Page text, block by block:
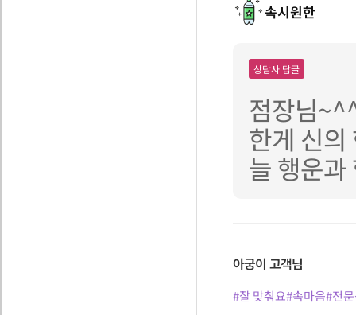
속시원한
상담사 답글
점장님
한게 신
늘 행운
아궁이 고객님
#잘 맞춰요#속마음#전